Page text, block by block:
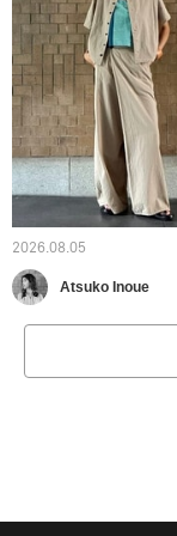
2026.08.05
Atsuko Inoue